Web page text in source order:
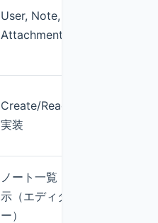
User, Note, Tag,
Attachment モデル
Create/Read/Update/Delete
実装
ノート一覧・作成・編集・表
示（エディタ + プレビュ
ー）